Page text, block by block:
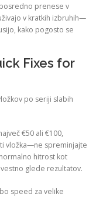
prenese v
v kratkih izbruhih—
kako pogosto se
Fixes for
po seriji slabih
€50 ali €100,
vložka—ne spreminjajte
hitrost kot
glede rezultatov.
speed za velike